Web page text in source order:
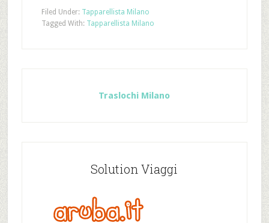
Filed Under: Tapparellista Milano
Tagged With: Tapparellista Milano
Traslochi Milano
Solution Viaggi